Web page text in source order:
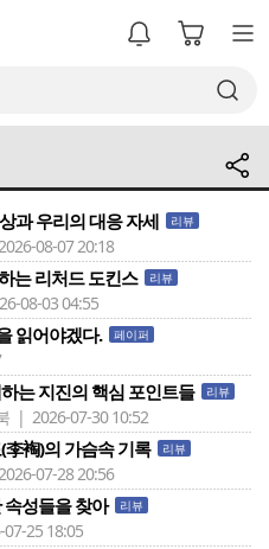
과 우리의 대응 자세 리뷰
08-07 20:18
는 리처드 도킨스 리뷰
08-03 04:55
읽어야겠다. 페이퍼
는 지진의 핵심 포인트들 리뷰
| 2026-07-30 10:52
裪)의 가슴속 기록 리뷰
07-28 20:56
속성들을 찾아 리뷰
25 18:05